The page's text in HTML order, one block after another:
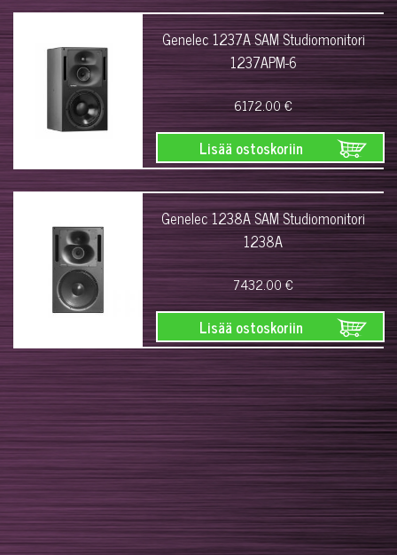
Genelec 1237A SAM Studiomonitori
1237APM-6
6172.00 €
Lisää ostoskoriin
Genelec 1238A SAM Studiomonitori
1238A
7432.00 €
Lisää ostoskoriin